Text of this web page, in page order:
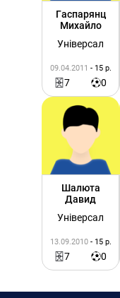
Гаспарянц
Михайло
Універсал
09.04.2011 - 15 р.
7 0
Шалюта
Давид
Універсал
13.09.2010 - 15 р.
7 0